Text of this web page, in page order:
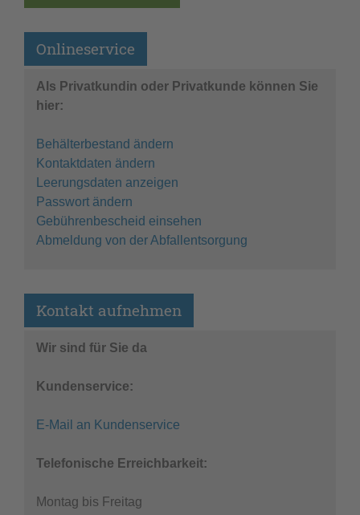
Onlineservice
Als Privatkundin oder Privatkunde können Sie
hier:
Behälterbestand ändern
Kontaktdaten ändern
Leerungsdaten anzeigen
Passwort ändern
Gebührenbescheid einsehen
Abmeldung von der Abfallentsorgung
Kontakt aufnehmen
Wir sind für Sie da
Kundenservice:
E-Mail an Kundenservice
Telefonische Erreichbarkeit:
Montag bis Freitag